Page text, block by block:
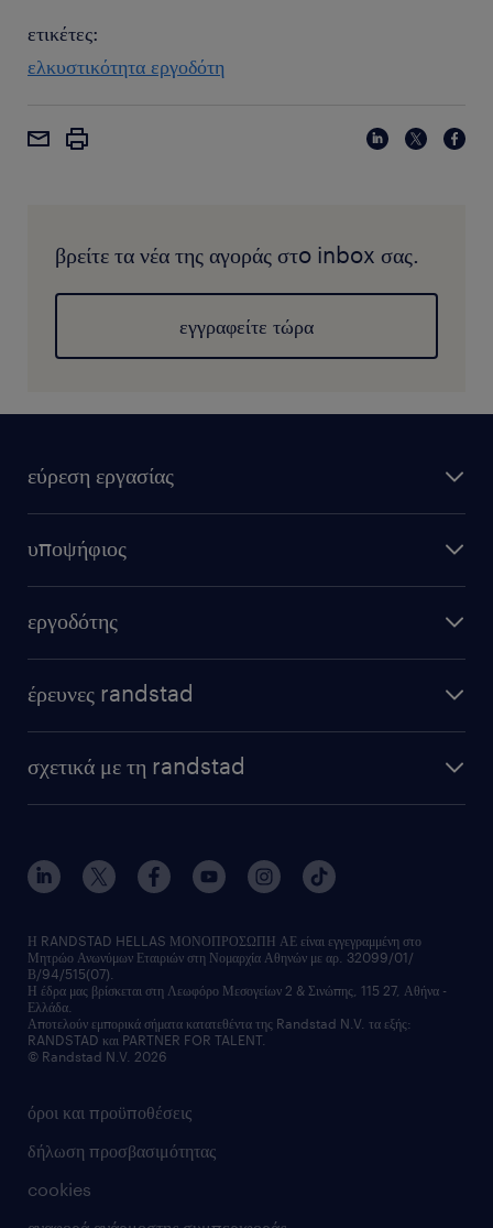
ετικέτες:
ελκυστικότητα εργοδότη
βρείτε τα νέα της αγοράς στo inbox σας.
εγγραφείτε τώρα
εύρεση εργασίας
υποψήφιος
εργοδότης
έρευνες randstad
σχετικά με τη randstad
όροι και προϋποθέσεις
δήλωση προσβασιμότητας
cookies
Η RANDSTAD HELLAS ΜΟΝΟΠΡΟΣΩΠΗ ΑΕ είναι εγγεγραμμένη στο
Μητρώο Ανωνύμων Εταιριών στη Νομαρχία Αθηνών με αρ. 32099/01/
Β/94/515(07).
Η έδρα μας βρίσκεται στη Λεωφόρο Μεσογείων 2 & Σινώπης, 115 27, Αθήνα -
Ελλάδα.
Αποτελούν εμπορικά σήματα κατατεθέντα της Randstad N.V. τα εξής:
RANDSTAD και PARTNER FOR TALENT.
© Randstad N.V. 2026